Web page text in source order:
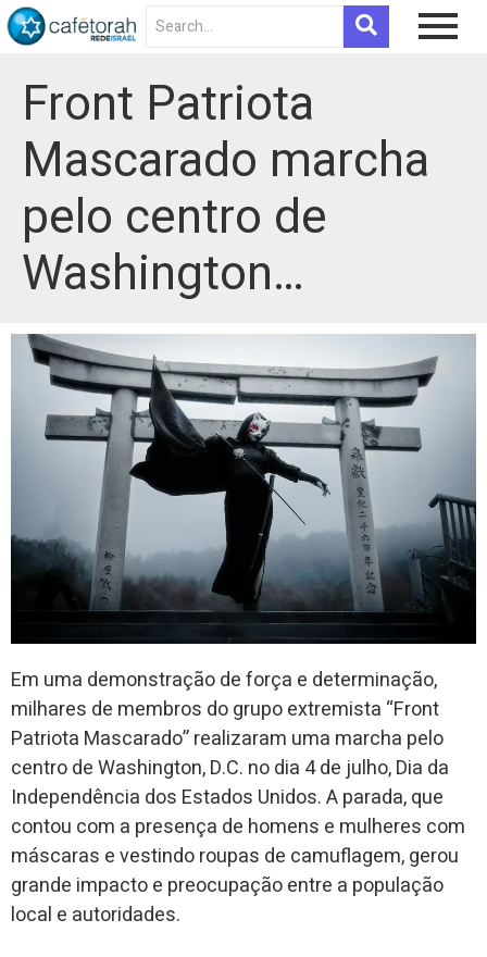
Front Patriota
Mascarado marcha
pelo centro de
Washington…
Em uma demonstração de força e determinação,
milhares de membros do grupo extremista “Front
Patriota Mascarado” realizaram uma marcha pelo
centro de Washington, D.C. no dia 4 de julho, Dia da
Independência dos Estados Unidos. A parada, que
contou com a presença de homens e mulheres com
máscaras e vestindo roupas de camuflagem, gerou
grande impacto e preocupação entre a população
local e autoridades.